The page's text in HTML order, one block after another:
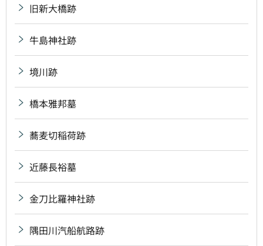
旧新大橋跡
牛島神社跡
境川跡
橋本雅邦墓
蕎麦切稲荷跡
近藤長裕墓
金刀比羅神社跡
隅田川汽船航路跡